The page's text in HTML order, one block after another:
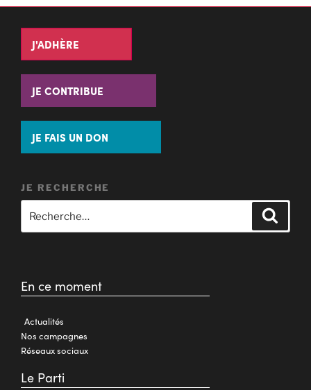
J'ADHÈRE
JE CONTRIBUE
JE FAIS UN DON
JE RECHERCHE
En ce moment
Actualités
Nos campagnes
Réseaux sociaux
Le Parti